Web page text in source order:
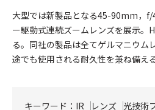
大型では新製品となる45-90mm，f/
ー駆動式連続ズームレンズを展示。
る。同社の製品は全てゲルマニウム
途でも使用される耐久性を兼ね備える
キーワード： IR レンズ 光技術